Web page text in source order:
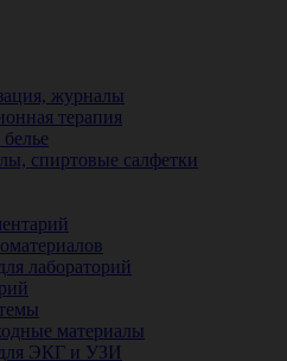
журналы
терапия
спиртовые салфетки
лабораторий
материалы
ЭКГ и УЗИ